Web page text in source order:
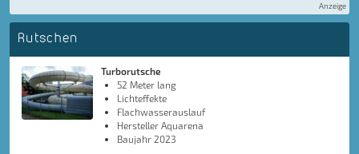
Anzeige
Rutschen
Turborutsche
52 Meter lang
Lichteffekte
Flachwasserauslauf
Hersteller Aquarena
Baujahr 2023